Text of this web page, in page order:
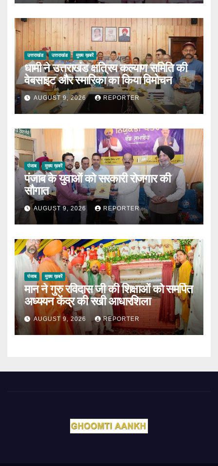
उत्तराखंड उत्तराखंड मुख्य ख़बरें
धामी ने उत्तराखंड क्षत्रिय कल्याण समिति की
वेबसाइट और स्मारिका का किया विमोचन
AUGUST 9, 2026 REPORTER
पंजाब मुख्य ख़बरें
पंजाब के युवाओं को सरकारी रोजगार की
सौगात
AUGUST 9, 2026 REPORTER
पंजाब मुख्य ख़बरें
मान ने गुरु रविदास जी की शिक्षाओं को समर्पित
अध्ययन केंद्र की रखी आधारशिला
AUGUST 9, 2026 REPORTER